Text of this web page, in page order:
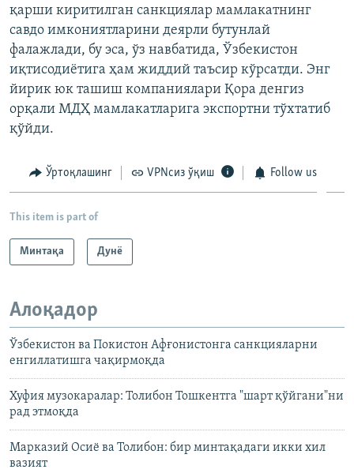
қарши киритилган санкциялар мамлакатнинг
савдо имкониятларини деярли бутунлай
фалажлади, бу эса, ўз навбатида, Ўзбекистон
иқтисодиётига ҳам жиддий таъсир кўрсатди. Энг
йирик юк ташиш компаниялари Қора денгиз
орқали МДҲ мамлакатларига экспортни тўхтатиб
қўйди.
Ўртоқлашинг VPNсиз ўқиш Follow us
This item is part of
Минтақа Дунë
Алоқадор
Ўзбекистон ва Покистон Афғонистонга санкцияларни
енгиллатишга чақирмоқда
Хуфия музокаралар: Толибон Тошкентга "шарт қўйгани"ни
рад этмоқда
Марказий Осиё ва Толибон: бир минтақадаги икки хил
вазият